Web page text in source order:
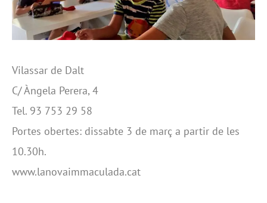
Vilassar de Dalt
C/ Àngela Perera, 4
Tel. 93 753 29 58
Portes obertes: dissabte 3 de març a partir de les
10.30h.
www.lanovaimmaculada.cat